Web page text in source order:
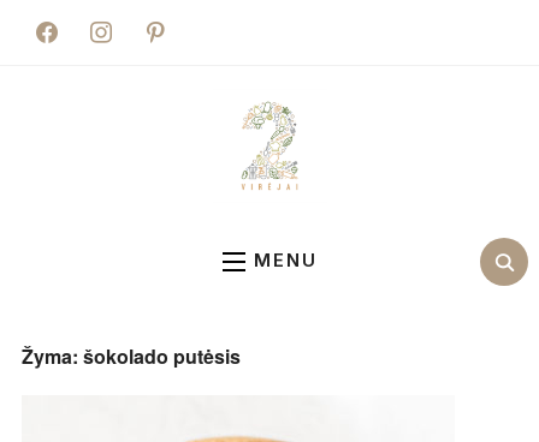
facebookinstagrampinterest
MENU
Žyma: šokolado putėsis